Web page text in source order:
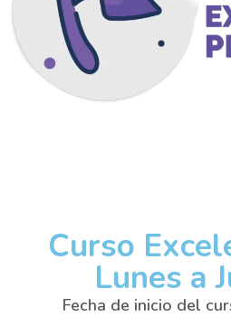
Curso
Lunes a
Fecha de inicio del